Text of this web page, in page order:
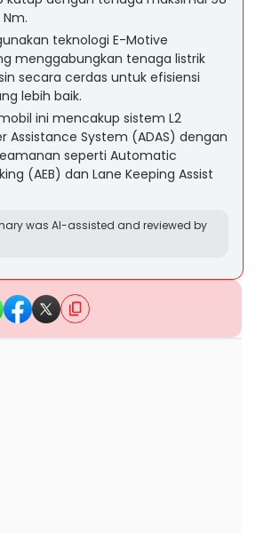
teknologi E-Motive
menggabungkan tenaga listrik
secara cerdas untuk efisiensi
lebih baik.
ini mencakup sistem L2
Assistance System (ADAS) dengan
seperti Automatic
(AEB) dan Lane Keeping Assist
was AI-assisted and reviewed by